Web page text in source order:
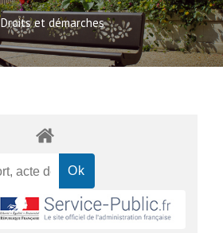
Droits et démarches